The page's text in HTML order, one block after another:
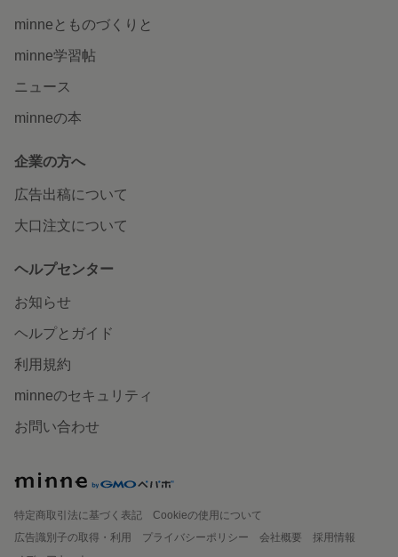
minneとものづくりと
minne学習帖
ニュース
minneの本
企業の方へ
広告出稿について
大口注文について
ヘルプセンター
お知らせ
ヘルプとガイド
利用規約
minneのセキュリティ
お問い合わせ
特定商取引法に基づく表記
Cookieの使用について
広告識別子の取得・利用
プライバシーポリシー 会社概要
採用情報